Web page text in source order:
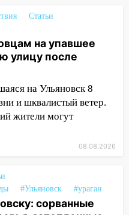
ломать город:
рухнул
обманули
ульяновцам на
улицу
со
рассказали,
Статьи
на упавшее
улицу после
на Ульяновск 8
и шквалистый ветер.
жители могут
08.08.2026
#Ульяновск #ураган
сорванные